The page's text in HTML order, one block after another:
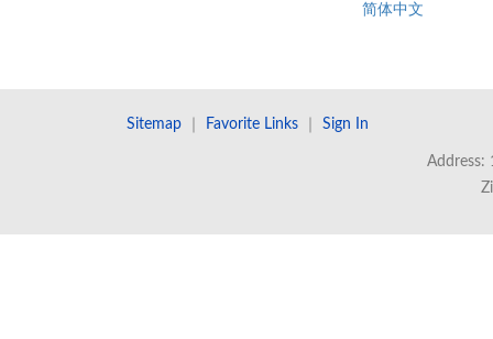
简体中文
Sitemap Favorite Links Sign In
Address: